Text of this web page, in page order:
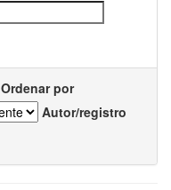
Ordenar por
Autor/registro